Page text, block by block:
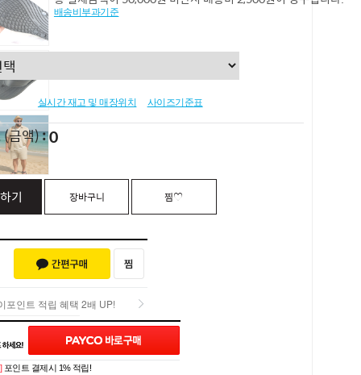
배송비부과기준
실시간 재고 및 매장위치 사이즈기준표
(금액) 0
기 장바구니 찜♡
포인트 적립 혜택 2배 UP!
포인트 적립 혜택 2배 UP!
포인트 결제시 1% 적립!
(0)